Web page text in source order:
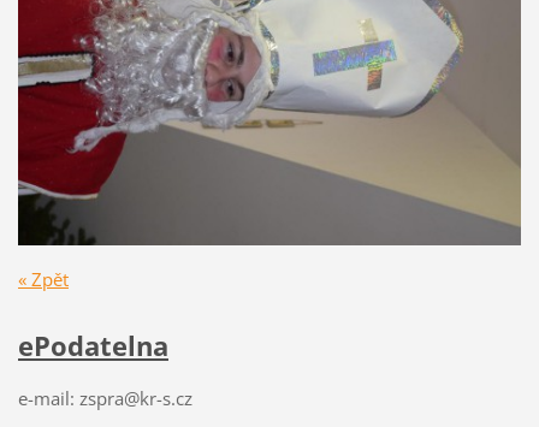
« Zpět
ePodatelna
e-mail: zspra@kr-s.cz